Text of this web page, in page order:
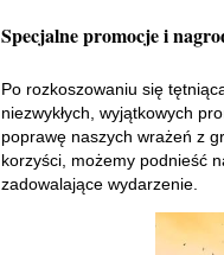
Specjalne promocje i
Po rozkoszowaniu się
niezwykłych, wyjątkowych
poprawę naszych wrażeń z
korzyści, możemy podnieść
zadowalające wydarzenie.